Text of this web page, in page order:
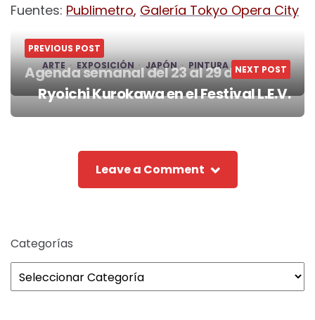
Fuentes: Publimetro, Galería Tokyo Opera City
ARTE EXPOSICIÓN JAPÓN PINTURA TOKYO
Post
navigation
PREVIOUS POST
Agenda semanal del 23 al 29 de abril
NEXT POST
Ryoichi Kurokawa en el Festival L.E.V.
Leave a Comment
Categorías